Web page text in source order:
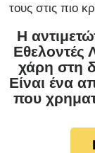
τους στις πιο
Η
Εθελοντές
χάρη στη
Είναι ένα
που